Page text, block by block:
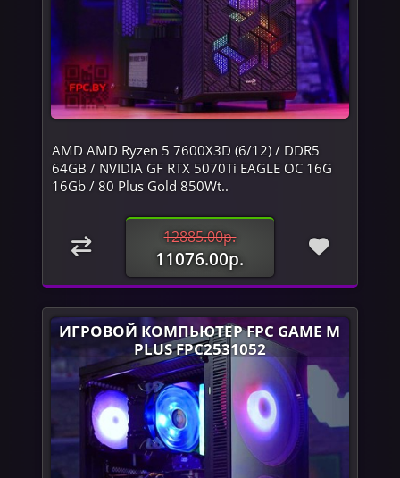
AMD AMD Ryzen 5 7600X3D (6/12) / DDR5
64GB / NVIDIA GF RTX 5070Ti EAGLE OC 16G
16Gb / 80 Plus Gold 850Wt..
12885.00р.
11076.00р.
ИГРОВОЙ КОМПЬЮТЕР FPC GAME M
PLUS FPC2531052